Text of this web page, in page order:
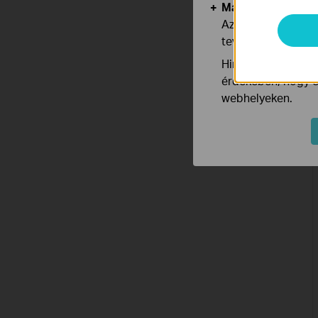
Marketing és
Az elemző cookie
tevékenységeit,
Hirdetési
érdekében, hogy
webhelyeken.